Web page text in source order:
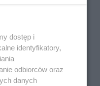
dostęp i
identyfikatory,
odbiorców oraz
danych